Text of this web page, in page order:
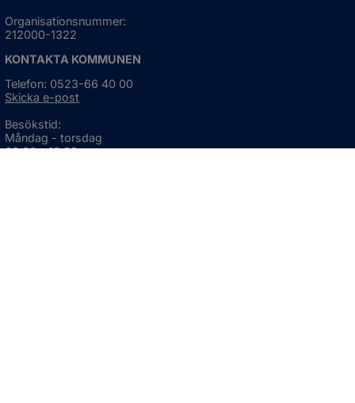
Organisationsnummer:
212000-1322
KONTAKTA KOMMUNEN
Telefon: 0523-66 40 00
Skicka e-post
Besökstid:
Måndag - torsdag
08:00 - 16:30